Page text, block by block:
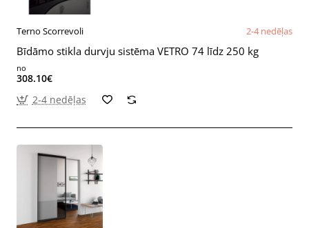
Terno Scorrevoli 2-4 nedēļas
Bīdāmo stikla durvju sistēma VETRO 74 līdz 250 kg
no
308.10€
2-4 nedēļas